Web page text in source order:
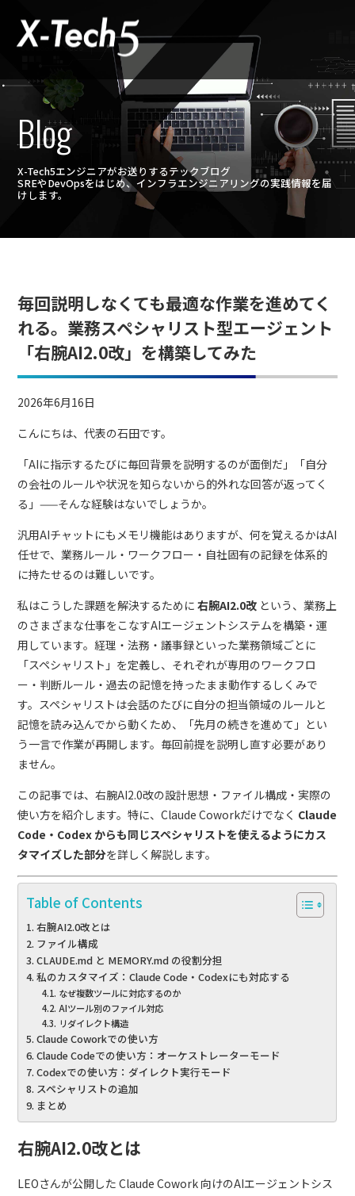
Blog
X-Tech5エンジニアがお送りするテックブログ
SREやDevOpsをはじめ、インフラエンジニアリングの実践情報を届
けします。
毎回説明しなくても最適な作業を進めてく
れる。業務スペシャリスト型エージェント
「右腕AI2.0改」を構築してみた
2026年6月16日
こんにちは、代表の石田です。
「AIに指示するたびに毎回背景を説明するのが面倒だ」「自分
の会社のルールや状況を知らないから的外れな回答が返ってく
る」——そんな経験はないでしょうか。
汎用AIチャットにもメモリ機能はありますが、何を覚えるかはAI
任せで、業務ルール・ワークフロー・自社固有の記録を体系的
に持たせるのは難しいです。
私はこうした課題を解決するために右腕AI2.0改 という、業務上
のさまざまな仕事をこなすAIエージェントシステムを構築・運
用しています。経理・法務・議事録といった業務領域ごとに
「スペシャリスト」を定義し、それぞれが専用のワークフロ
ー・判断ルール・過去の記憶を持ったまま動作するしくみで
す。スペシャリストは会話のたびに自分の担当領域のルールと
記憶を読み込んでから動くため、「先月の続きを進めて」とい
う一言で作業が再開します。毎回前提を説明し直す必要があり
ません。
この記事では、右腕AI2.0改の設計思想・ファイル構成・実際の
使い方を紹介します。特に、Claude Coworkだけでなく Claude
Code・Codex からも同じスペシャリストを使えるようにカス
タマイズした部分を詳しく解説します。
Table of Contents
右腕AI2.0改とは
ファイル構成
CLAUDE.md と MEMORY.md の役割分担
私のカスタマイズ：Claude Code・Codexにも対応する
なぜ複数ツールに対応するのか
AIツール別のファイル対応
リダイレクト構造
Claude Coworkでの使い方
Claude Codeでの使い方：オーケストレーターモード
Codexでの使い方：ダイレクト実行モード
スペシャリストの追加
まとめ
右腕AI2.0改とは
LEOさんが公開した Claude Cowork 向けのAIエージェントシス